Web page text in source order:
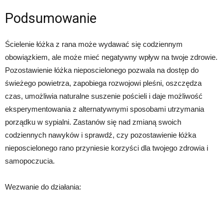
Podsumowanie
Ścielenie łóżka z rana może wydawać się codziennym
obowiązkiem, ale może mieć negatywny wpływ na twoje zdrowie.
Pozostawienie łóżka nieposcielonego pozwala na dostęp do
świeżego powietrza, zapobiega rozwojowi pleśni, oszczędza
czas, umożliwia naturalne suszenie pościeli i daje możliwość
eksperymentowania z alternatywnymi sposobami utrzymania
porządku w sypialni. Zastanów się nad zmianą swoich
codziennych nawyków i sprawdź, czy pozostawienie łóżka
nieposcielonego rano przyniesie korzyści dla twojego zdrowia i
samopoczucia.
Wezwanie do działania: